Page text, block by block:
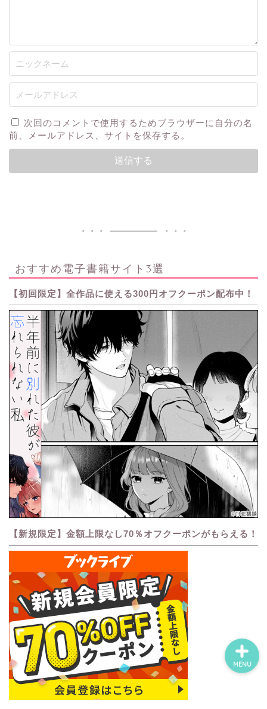
次回のコメントで使用するためブラウザーに自分の名
前、メールアドレス、サイトを保存する。
おすすめ電子書籍サイト3選
【初回限定】全作品に使える300円オフクーポン配布中！
【新規限定】金額上限なし70％オフクーポンがもらえる！
MENU
ホーム
ネタバレ・感想
無料で読める漫画・小説
漫画・小説新刊情報